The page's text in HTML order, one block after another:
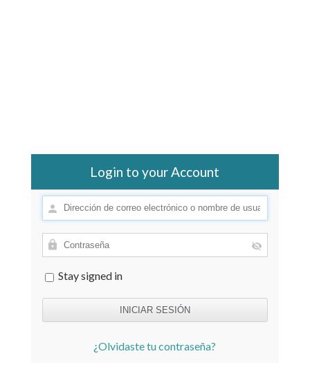
Login to your Account
Stay signed in
¿Olvidaste tu contraseña?